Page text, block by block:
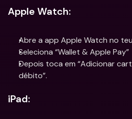
Apple Watch:
Abre a app Apple Watch no
Seleciona “Wallet & Apple Pay”
Depois toca em “Adicionar
débito”.
iPad: